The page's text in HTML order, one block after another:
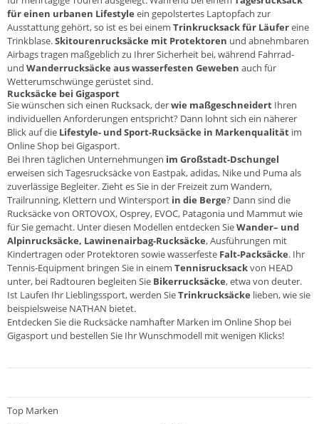
für einen urbanen Lifestyle ein gepolstertes Laptopfach zur
Ausstattung gehört, so ist es bei einem Trinkrucksack für Läufereine
Trinkblase.Skitourenrucksäcke mit Protektoren und abnehmbaren
Airbags tragen maßgeblich zu Ihrer Sicherheit bei, während Fahrrad-
und Wanderrucksäcke aus wasserfesten Geweben auch für
Wetterumschwünge gerüstet sind.
Rucksäcke bei Gigasport
Sie wünschen sich einen Rucksack, derwie maßgeschneidert Ihren
individuellen Anforderungen entspricht? Dann lohnt sich ein näherer
Blick auf die Lifestyle- und Sport-Rucksäcke in Markenqualität im
Online Shop bei Gigasport.
Bei Ihren täglichen Unternehmungen im Großstadt-Dschungel
erweisen sich Tagesrucksäcke von Eastpak,adidas, Nike und Pumaals
zuverlässige Begleiter. Zieht es Sie in der Freizeit zum Wandern,
Trailrunning, Klettern und Wintersport in die Berge? Dann sind die
Rucksäcke von ORTOVOX,Osprey, EVOC, Patagonia und Mammutwie
für Sie gemacht. Unter diesen Modellen entdecken SieWander– und
Alpinrucksäcke, Lawinenairbag-Rucksäcke, Ausführungen mit
Kindertragen oder Protektoren sowie wasserfeste Falt-Packsäcke. Ihr
Tennis-Equipment bringen Sie in einem Tennisrucksackvon HEAD
unter, bei Radtouren begleiten Sie Bikerrucksäcke, etwa von deuter.
Ist Laufen Ihr Lieblingssport, werden SieTrinkrucksäcke lieben, wie sie
beispielsweise NATHAN bietet.
Entdecken Sie die Rucksäcke namhafter Marken im Online Shop bei
Gigasport und bestellen Sie Ihr Wunschmodell mit wenigen Klicks!
Top Marken